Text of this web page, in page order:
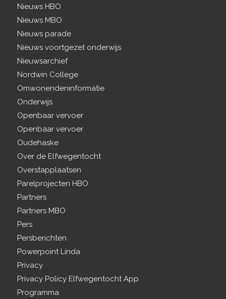
Nieuws HBO
Nieuws MBO
Nieuws parade
Nieuws voortgezet onderwijs
Nieuwsarchief
Nordwin College
Omwonendeninformatie
Onderwijs
Openbaar vervoer
Openbaar vervoer
Oudehaske
Over de Elfwegentocht
Overstapplaatsen
Parelprojecten HBO
Partners
Partners MBO
Pers
Persberichten
Powerpoint Linda
Privacy
Privacy Policy Elfwegentocht App
Programma